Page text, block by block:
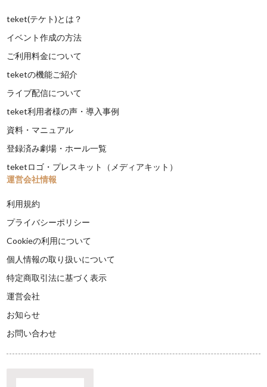
teket(テケト)とは？
イベント作成の方法
ご利用料金について
teketの機能ご紹介
ライブ配信について
teket利用者様の声・導入事例
資料・マニュアル
登録済み劇場・ホール一覧
teketロゴ・プレスキット（メディアキット）
運営会社情報
利用規約
プライバシーポリシー
Cookieの利用について
個人情報の取り扱いについて
特定商取引法に基づく表示
運営会社
お知らせ
お問い合わせ